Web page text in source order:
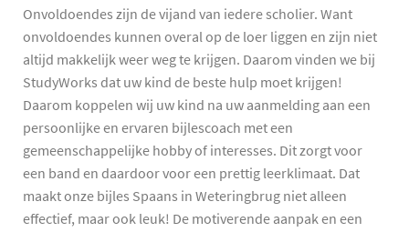
Onvoldoendes zijn de vijand van iedere scholier. Want
onvoldoendes kunnen overal op de loer liggen en zijn niet
altijd makkelijk weer weg te krijgen. Daarom vinden we bij
StudyWorks dat uw kind de beste hulp moet krijgen!
Daarom koppelen wij uw kind na uw aanmelding aan een
persoonlijke en ervaren bijlescoach met een
gemeenschappelijke hobby of interesses. Dit zorgt voor
een band en daardoor voor een prettig leerklimaat. Dat
maakt onze bijles Spaans in Weteringbrug niet alleen
effectief, maar ook leuk! De motiverende aanpak en een